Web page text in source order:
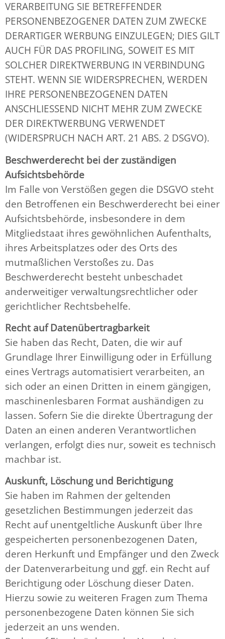
VERARBEITUNG SIE BETREFFENDER
PERSONENBEZOGENER DATEN ZUM ZWECKE
DERARTIGER WERBUNG EINZULEGEN; DIES GILT
AUCH FÜR DAS PROFILING, SOWEIT ES MIT
SOLCHER DIREKTWERBUNG IN VERBINDUNG
STEHT. WENN SIE WIDERSPRECHEN, WERDEN
IHRE PERSONENBEZOGENEN DATEN
ANSCHLIESSEND NICHT MEHR ZUM ZWECKE
DER DIREKTWERBUNG VERWENDET
(WIDERSPRUCH NACH ART. 21 ABS. 2 DSGVO).
Beschwerderecht bei der zuständigen
Aufsichtsbehörde
Im Falle von Verstößen gegen die DSGVO steht
den Betroffenen ein Beschwerderecht bei einer
Aufsichtsbehörde, insbesondere in dem
Mitgliedstaat ihres gewöhnlichen Aufenthalts,
ihres Arbeitsplatzes oder des Orts des
mutmaßlichen Verstoßes zu. Das
Beschwerderecht besteht unbeschadet
anderweitiger verwaltungsrechtlicher oder
gerichtlicher Rechtsbehelfe.
Recht auf Datenübertragbarkeit
Sie haben das Recht, Daten, die wir auf
Grundlage Ihrer Einwilligung oder in Erfüllung
eines Vertrags automatisiert verarbeiten, an
sich oder an einen Dritten in einem gängigen,
maschinenlesbaren Format aushändigen zu
lassen. Sofern Sie die direkte Übertragung der
Daten an einen anderen Verantwortlichen
verlangen, erfolgt dies nur, soweit es technisch
machbar ist.
Auskunft, Löschung und Berichtigung
Sie haben im Rahmen der geltenden
gesetzlichen Bestimmungen jederzeit das
Recht auf unentgeltliche Auskunft über Ihre
gespeicherten personenbezogenen Daten,
deren Herkunft und Empfänger und den Zweck
der Datenverarbeitung und ggf. ein Recht auf
Berichtigung oder Löschung dieser Daten.
Hierzu sowie zu weiteren Fragen zum Thema
personenbezogene Daten können Sie sich
jederzeit an uns wenden.